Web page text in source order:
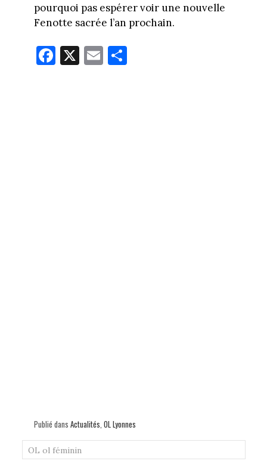
pourquoi pas espérer voir une nouvelle
Fenotte sacrée l’an prochain.
Fa
ce
X E
m
Pa
Publié dans Actualités, OL Lyonnes
OL ol féminin